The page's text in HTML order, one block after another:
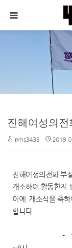
pms3433
진해여성의전화 부
개소하여 활동한지
이에 개소식을 축
합니다
- 일시 :